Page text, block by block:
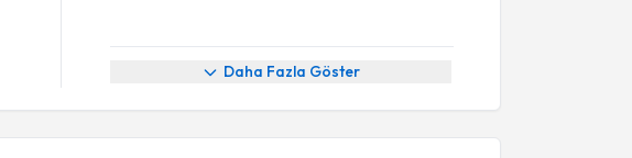
Daha Fazla Göster
Randevu Takvimi Talebi